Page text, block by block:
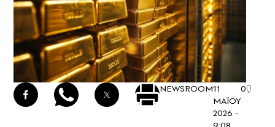
NEWSROOM11
ΜΑΪΟΥ
2026 -
0